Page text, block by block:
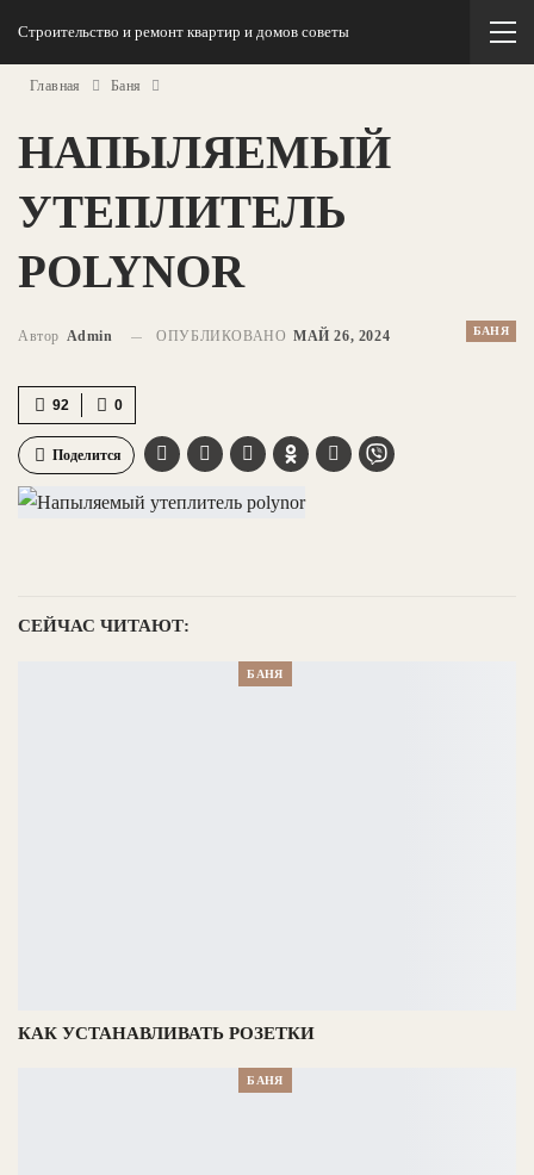
Строительство и ремонт квартир и домов советы
Главная Баня
НАПЫЛЯЕМЫЙ
УТЕПЛИТЕЛЬ
POLYNOR
БАНЯ
Автор Admin ОПУБЛИКОВАНО МАЙ 26, 2024
0
92
Поделится
СЕЙЧАС ЧИТАЮТ:
БАНЯ
КАК УСТАНАВЛИВАТЬ РОЗЕТКИ
БАНЯ